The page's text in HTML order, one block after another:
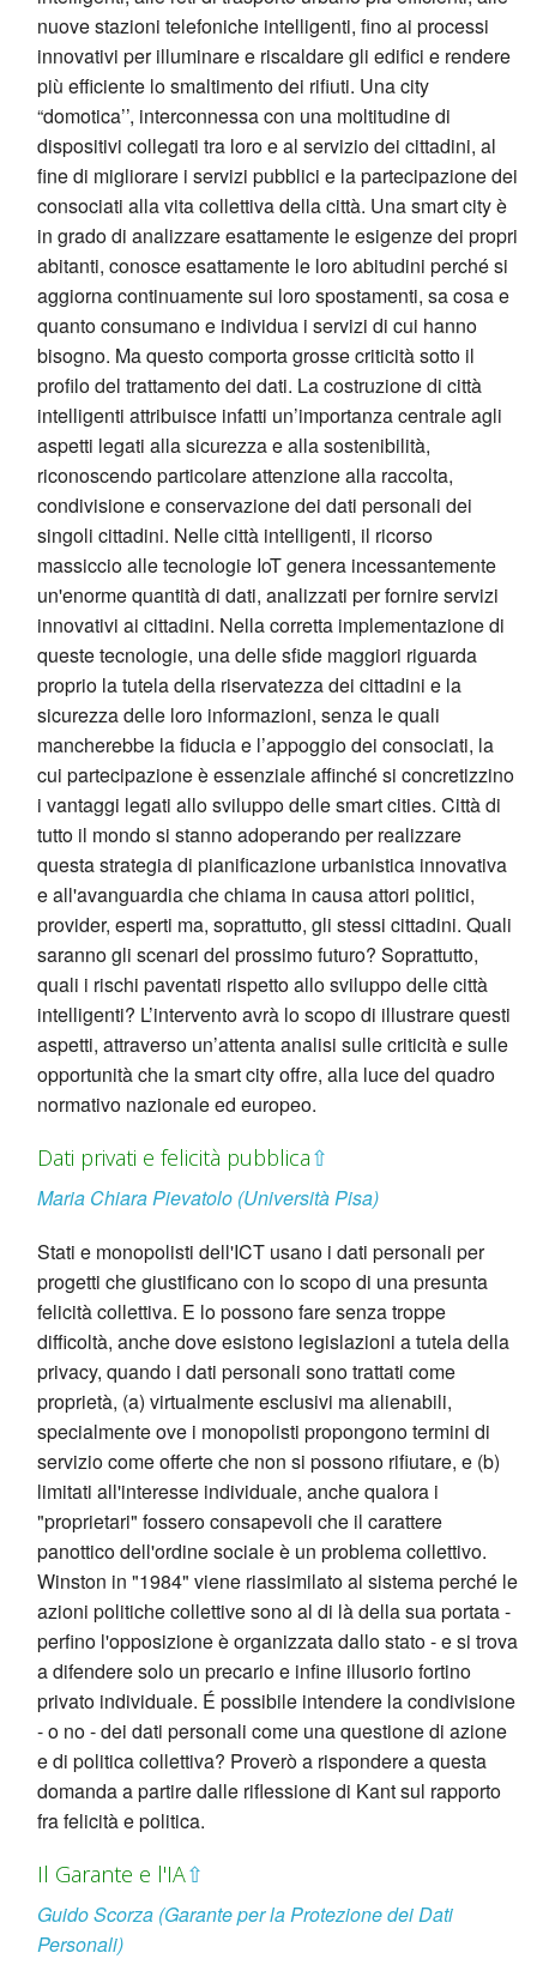
nuove stazioni telefoniche intelligenti, fino ai processi
innovativi per illuminare e riscaldare gli edifici e rendere
più efficiente lo smaltimento dei rifiuti. Una city
“domotica’’, interconnessa con una moltitudine di
dispositivi collegati tra loro e al servizio dei cittadini, al
fine di migliorare i servizi pubblici e la partecipazione dei
consociati alla vita collettiva della città. Una smart city è
in grado di analizzare esattamente le esigenze dei propri
abitanti, conosce esattamente le loro abitudini perché si
aggiorna continuamente sui loro spostamenti, sa cosa e
quanto consumano e individua i servizi di cui hanno
bisogno. Ma questo comporta grosse criticità sotto il
profilo del trattamento dei dati. La costruzione di città
intelligenti attribuisce infatti un’importanza centrale agli
aspetti legati alla sicurezza e alla sostenibilità,
riconoscendo particolare attenzione alla raccolta,
condivisione e conservazione dei dati personali dei
singoli cittadini. Nelle città intelligenti, il ricorso
massiccio alle tecnologie IoT genera incessantemente
un'enorme quantità di dati, analizzati per fornire servizi
innovativi ai cittadini. Nella corretta implementazione di
queste tecnologie, una delle sfide maggiori riguarda
proprio la tutela della riservatezza dei cittadini e la
sicurezza delle loro informazioni, senza le quali
mancherebbe la fiducia e l’appoggio dei consociati, la
cui partecipazione è essenziale affinché si concretizzino
i vantaggi legati allo sviluppo delle smart cities. Città di
tutto il mondo si stanno adoperando per realizzare
questa strategia di pianificazione urbanistica innovativa
e all'avanguardia che chiama in causa attori politici,
provider, esperti ma, soprattutto, gli stessi cittadini. Quali
saranno gli scenari del prossimo futuro? Soprattutto,
quali i rischi paventati rispetto allo sviluppo delle città
intelligenti? L’intervento avrà lo scopo di illustrare questi
aspetti, attraverso un’attenta analisi sulle criticità e sulle
opportunità che la smart city offre, alla luce del quadro
normativo nazionale ed europeo.
Dati privati e felicità pubblica⇧
Maria Chiara Pievatolo (Università Pisa)
Stati e monopolisti dell'ICT usano i dati personali per
progetti che giustificano con lo scopo di una presunta
felicità collettiva. E lo possono fare senza troppe
difficoltà, anche dove esistono legislazioni a tutela della
privacy, quando i dati personali sono trattati come
proprietà, (a) virtualmente esclusivi ma alienabili,
specialmente ove i monopolisti propongono termini di
servizio come offerte che non si possono rifiutare, e (b)
limitati all'interesse individuale, anche qualora i
"proprietari" fossero consapevoli che il carattere
panottico dell'ordine sociale è un problema collettivo.
Winston in "1984" viene riassimilato al sistema perché le
azioni politiche collettive sono al di là della sua portata -
perfino l'opposizione è organizzata dallo stato - e si trova
a difendere solo un precario e infine illusorio fortino
privato individuale. É possibile intendere la condivisione
- o no - dei dati personali come una questione di azione
e di politica collettiva? Proverò a rispondere a questa
domanda a partire dalle riflessione di Kant sul rapporto
fra felicità e politica.
Il Garante e l'IA⇧
Guido Scorza (Garante per la Protezione dei Dati
Personali)